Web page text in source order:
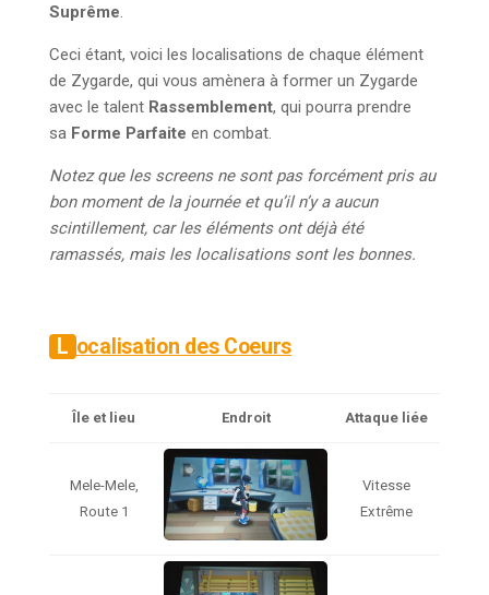
Suprême.
Ceci étant, voici les localisations de chaque élément
de Zygarde, qui vous amènera à former un Zygarde
avec le talent Rassemblement, qui pourra prendre
sa Forme Parfaite en combat.
Notez que les screens ne sont pas forcément pris au
bon moment de la journée et qu’il n’y a aucun
scintillement, car les éléments ont déjà été
ramassés, mais les localisations sont les bonnes.
Localisation des Coeurs
Île et lieu Endroit Attaque liée
Mele-Mele,
Route 1
Vitesse
Extrême